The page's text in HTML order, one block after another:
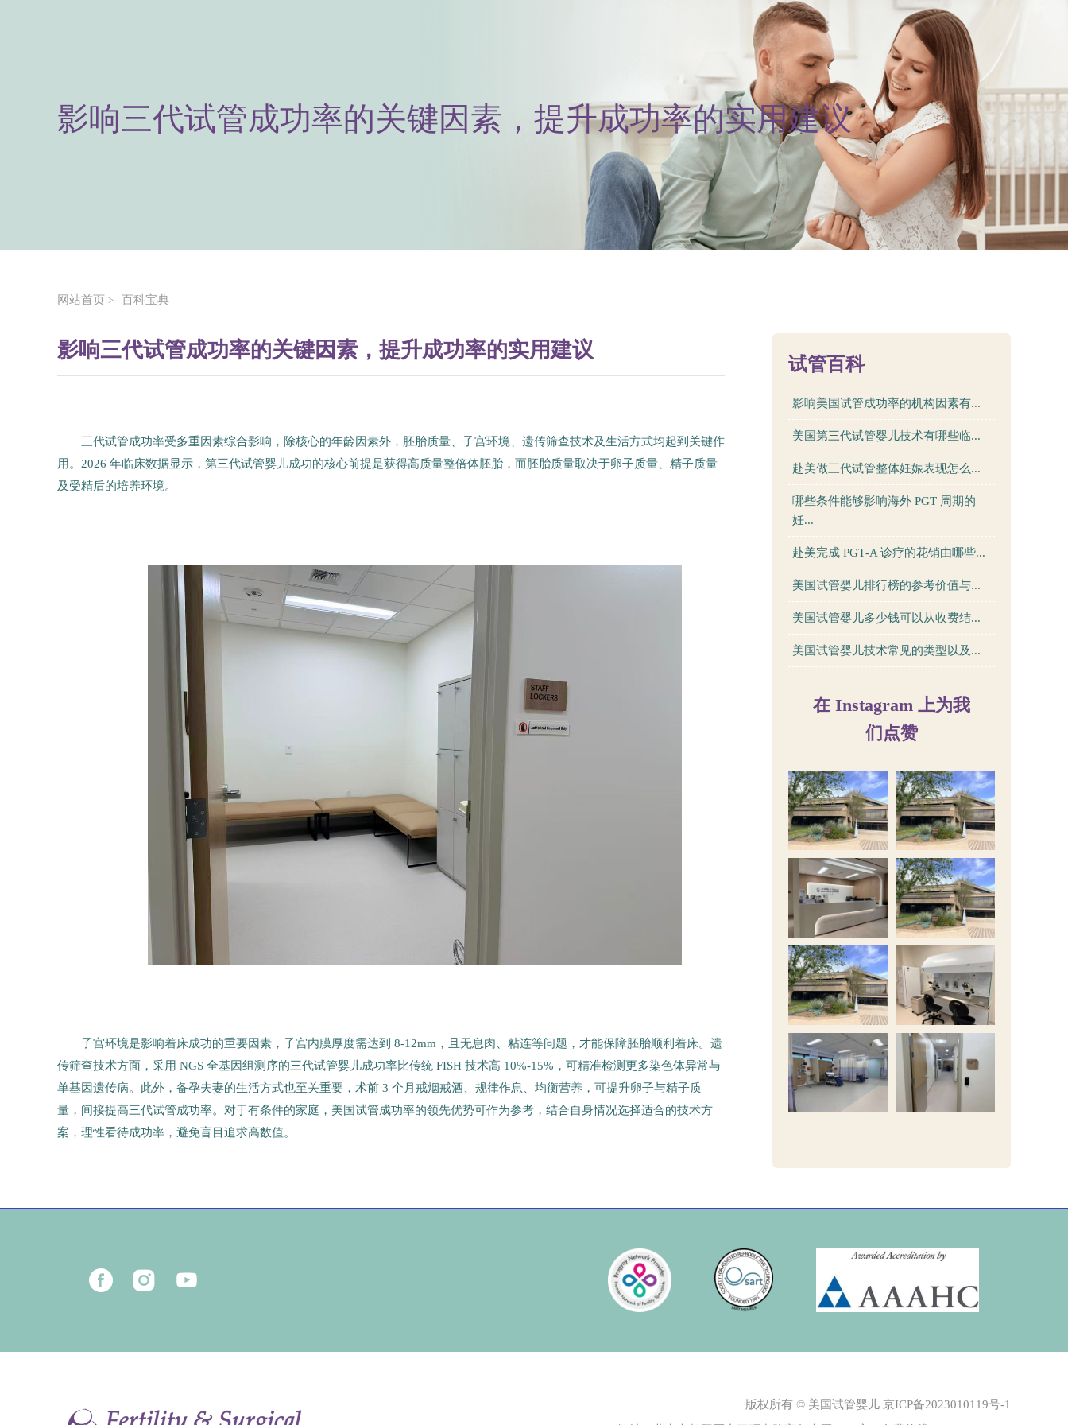
影响三代试管成功率的关键因素，提升成功率的实用建议
网站首页 > 百科宝典
影响三代试管成功率的关键因素，提升成功率的实用建议
三代试管成功率受多重因素综合影响，除核心的年龄因素外，胚胎质量、子宫环境、遗传筛查技术及生活方式均起到关键作
用。2026 年临床数据显示，第三代试管婴儿成功的核心前提是获得高质量整倍体胚胎，而胚胎质量取决于卵子质量、精子质量
及受精后的培养环境。
子宫环境是影响着床成功的重要因素，子宫内膜厚度需达到 8-12mm，且无息肉、粘连等问题，才能保障胚胎顺利着床。遗
传筛查技术方面，采用 NGS 全基因组测序的三代试管婴儿成功率比传统 FISH 技术高 10%-15%，可精准检测更多染色体异常与
单基因遗传病。此外，备孕夫妻的生活方式也至关重要，术前 3 个月戒烟戒酒、规律作息、均衡营养，可提升卵子与精子质
量，间接提高三代试管成功率。对于有条件的家庭，美国试管成功率的领先优势可作为参考，结合自身情况选择适合的技术方
案，理性看待成功率，避免盲目追求高数值。
试管百科
影响美国试管成功率的机构因素有...
美国第三代试管婴儿技术有哪些临...
赴美做三代试管整体妊娠表现怎么...
哪些条件能够影响海外 PGT 周期的
妊...
赴美完成 PGT‑A 诊疗的花销由哪些...
美国试管婴儿排行榜的参考价值与...
美国试管婴儿多少钱可以从收费结...
美国试管婴儿技术常见的类型以及...
在 Instagram 上为我
们点赞
版权所有 © 美国试管婴儿 京ICP备2023010119号-1